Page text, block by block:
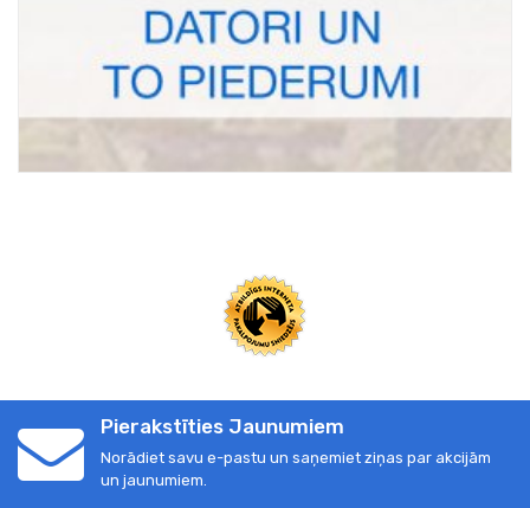
Pierakstīties Jaunumiem
Norādiet savu e-pastu un saņemiet ziņas par akcijām
un jaunumiem.